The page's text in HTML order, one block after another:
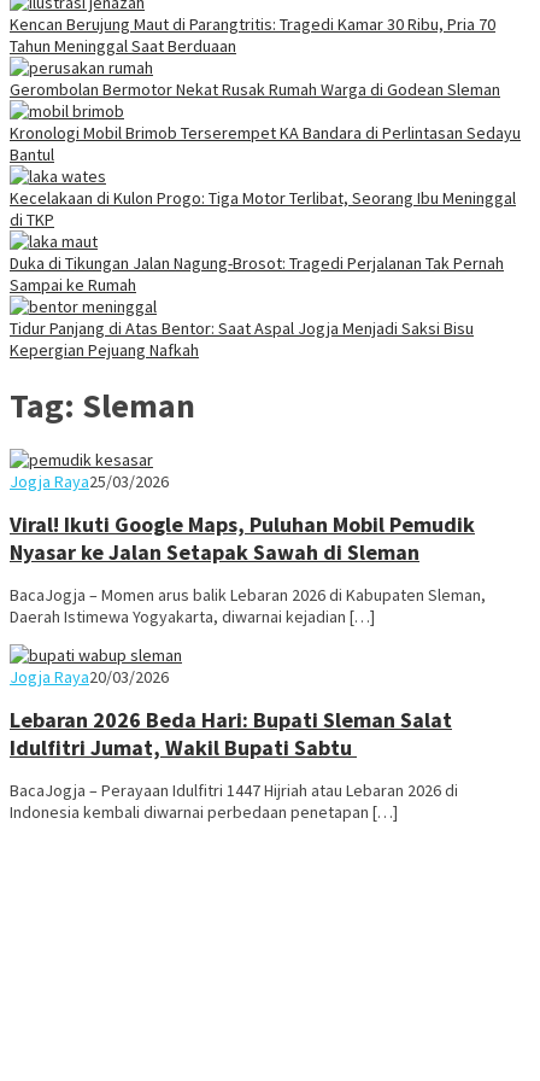
Kencan Berujung Maut di Parangtritis: Tragedi Kamar 30 Ribu, Pria 70
Tahun Meninggal Saat Berduaan
Gerombolan Bermotor Nekat Rusak Rumah Warga di Godean Sleman
Kronologi Mobil Brimob Terserempet KA Bandara di Perlintasan Sedayu
Bantul
Kecelakaan di Kulon Progo: Tiga Motor Terlibat, Seorang Ibu Meninggal
di TKP
Duka di Tikungan Jalan Nagung-Brosot: Tragedi Perjalanan Tak Pernah
Sampai ke Rumah
Tidur Panjang di Atas Bentor: Saat Aspal Jogja Menjadi Saksi Bisu
Kepergian Pejuang Nafkah
Tag: Sleman
Jogja RayaJuno
25/03/2026
Viral! Ikuti Google Maps, Puluhan Mobil Pemudik
Nyasar ke Jalan Setapak Sawah di Sleman
BacaJogja – Momen arus balik Lebaran 2026 di Kabupaten Sleman,
Daerah Istimewa Yogyakarta, diwarnai kejadian […]
Jogja RayaJuno
20/03/2026
Lebaran 2026 Beda Hari: Bupati Sleman Salat
Idulfitri Jumat, Wakil Bupati Sabtu
BacaJogja – Perayaan Idulfitri 1447 Hijriah atau Lebaran 2026 di
Indonesia kembali diwarnai perbedaan penetapan […]